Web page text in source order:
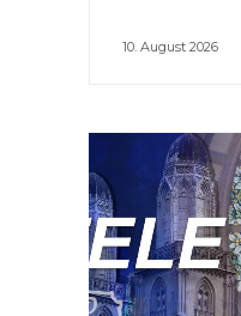
10. August 2026